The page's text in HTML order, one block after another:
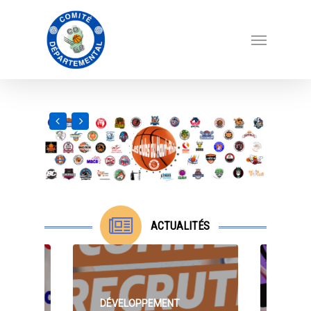
ACTUALITÉS
DÉVELOPPEMENT